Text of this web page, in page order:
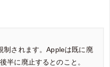
制されます。Appleは既に廃
半に廃止するとのこと。